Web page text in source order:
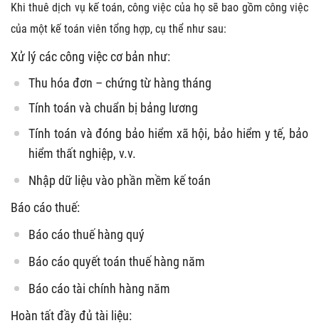
Khi thuê dịch vụ kế toán, công việc của họ sẽ bao gồm công việc
của một kế toán viên tổng hợp, cụ thể như sau:
Xử lý các công việc cơ bản như:
Thu hóa đơn – chứng từ hàng tháng
Tính toán và chuẩn bị bảng lương
Tính toán và đóng bảo hiểm xã hội, bảo hiểm y tế, bảo
hiểm thất nghiệp, v.v.
Nhập dữ liệu vào phần mềm kế toán
Báo cáo thuế:
Báo cáo thuế hàng quý
Báo cáo quyết toán thuế hàng năm
Báo cáo tài chính hàng năm
Hoàn tất đầy đủ tài liệu: